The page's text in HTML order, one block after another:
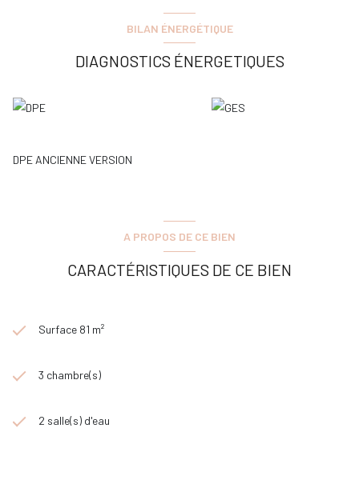
profiter des beaux jours. Vous voyez, j’ai tout pour vous offrir un
confort optimal au quotidien.
Une cave vous permettra un stockage optimal et vous disposerez
disponibles à l’agence ou sur le site Géorisques :
BILAN ÉNERGÉTIQUE
DIAGNOSTICS ÉNERGETIQUES
DPE ANCIENNE VERSION
A PROPOS DE CE BIEN
CARACTÉRISTIQUES DE CE BIEN
Surface 81 m²
3 chambre(s)
2 salle(s) d'eau